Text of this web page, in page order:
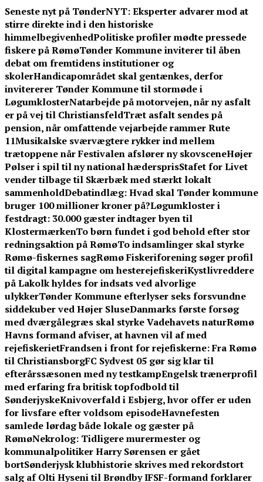
Skip
to
content
Seneste nyt på TønderNYT:Eksperter advarer mod at
stirre direkte ind i den historiske
himmelbegivenhedPolitiske profiler mødte pressede
fiskere på RømøTønder Kommune inviterer til åben
debat om fremtidens institutioner og
skolerHandicapområdet skal gentænkes, derfor
invitererer Tønder Kommune til stormøde i
LøgumklosterNatarbejde på motorvejen, når ny asfalt
er på vej til ChristiansfeldTræt asfalt sendes på
pension, når omfattende vejarbejde rammer Rute
11Musikalske sværvægtere rykker ind mellem
trætoppene når Festivalen afslører ny skovsceneHøjer
Pølser i spil til ny national hædersprisStafet for Livet
vender tilbage til Skærbæk med stærkt lokalt
sammenholdDebatindlæg: Hvad skal Tønder kommune
bruger 100 millioner kroner på?Løgumkloster i
festdragt: 30.000 gæster indtager byen til
KlostermærkenTo børn fundet i god behold efter stor
redningsaktion på RømøTo indsamlinger skal styrke
Rømø-fiskernes sagRømø Fiskeriforening søger profil
til digital kampagne om hesterejefiskeriKystlivreddere
på Lakolk hyldes for indsats ved alvorlige
ulykkerTønder Kommune efterlyser seks forsvundne
siddekuber ved Højer SluseDanmarks første forsøg
med dværgålegræs skal styrke Vadehavets naturRømø
Havns formand afviser, at havnen vil af med
rejefiskerietFrandsen i front for rejefiskerne: Fra Rømø
til ChristiansborgFC Sydvest 05 gør sig klar til
efterårssæsonen med ny testkampEngelsk trænerprofil
med erfaring fra britisk topfodbold til
SønderjyskeKnivoverfald i Esbjerg, hvor offer er uden
for livsfare efter voldsom episodeHavnefesten
samlede lørdag både lokale og gæster på
RømøNekrolog: Tidligere murermester og
kommunalpolitiker Harry Sørensen er gået
bortSønderjysk klubhistorie skrives med rekordstort
salg af Olti Hyseni til Brøndby IFSF-formand forklarer